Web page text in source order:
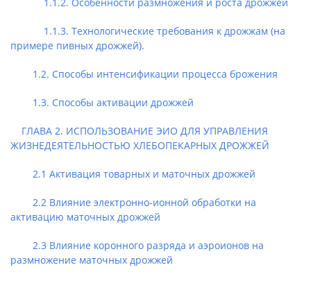
1.1.3. Технологические требования к дрожжам (на
примере пивных дрожжей).
1.2. Способы интенсификации процесса брожения
1.3. Способы активации дрожжей
ГЛАВА 2. ИСПОЛЬЗОВАНИЕ ЭИО ДЛЯ УПРАВЛЕНИЯ
ЖИЗНЕДЕЯТЕЛЬНОСТЬЮ ХЛЕБОПЕКАРНЫХ ДРОЖЖЕЙ
2.1 Активация товарных и маточных дрожжей
2.2 Влияние электронно-ионной обработки на
активацию маточных дрожжей
2.3 Влияние коронного разряда и аэроионов на
размножение маточных дрожжей